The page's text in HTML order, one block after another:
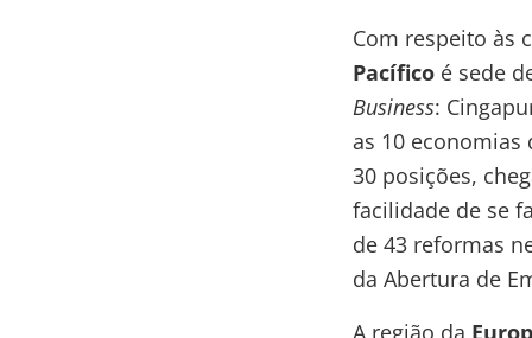
Com respeito às
Pacífico é sede
Business:
as 10
30 posições,
facilidade de se
de 43 reformas
da Abertura de
A região da